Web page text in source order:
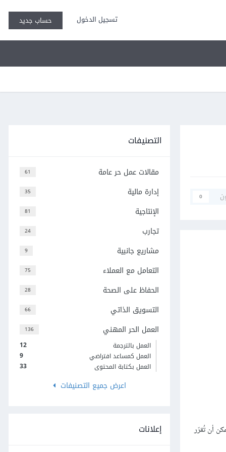
تسجيل الدخول حساب جديد
0
أن تُقرّر
التصنيفات
61 مقالات عمل حر عامة
35 إدارة مالية
81 الإنتاجية
24 تجارب
9 مشاريع جانبية
75 التعامل مع العملاء
28 الحفاظ على الصحة
66 التسويق الذاتي
136 العمل الحر المهني
12
العمل بالترجمة
9
العمل كمساعد افتراضي
33
العمل بكتابة المحتوى
اعرض جميع التصنيفات
إعلانات